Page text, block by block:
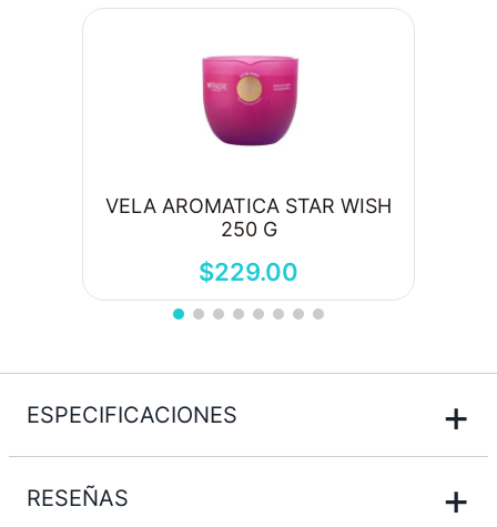
VELA AROMATICA STAR WISH
250 G
$229.00
ESPECIFICACIONES +
RESEÑAS +